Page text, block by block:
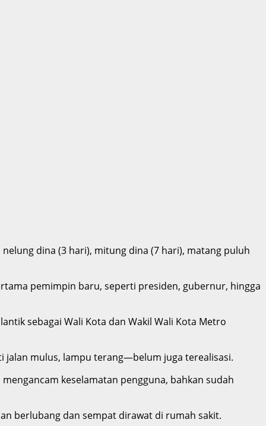
dina (3 hari), mitung dina (7 hari), matang puluh
pemimpin baru, seperti presiden, gubernur, hingga
sebagai Wali Kota dan Wakil Wali Kota Metro
jalan mulus, lampu terang—belum juga terealisasi.
keselamatan pengguna, bahkan sudah
berlubang dan sempat dirawat di rumah sakit.